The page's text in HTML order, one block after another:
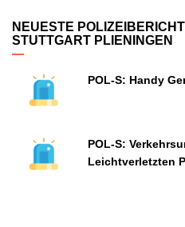
NEUESTE
STUTTGART PLIENINGEN
POL-S: Handy
POL-S:
Leichtverletzten